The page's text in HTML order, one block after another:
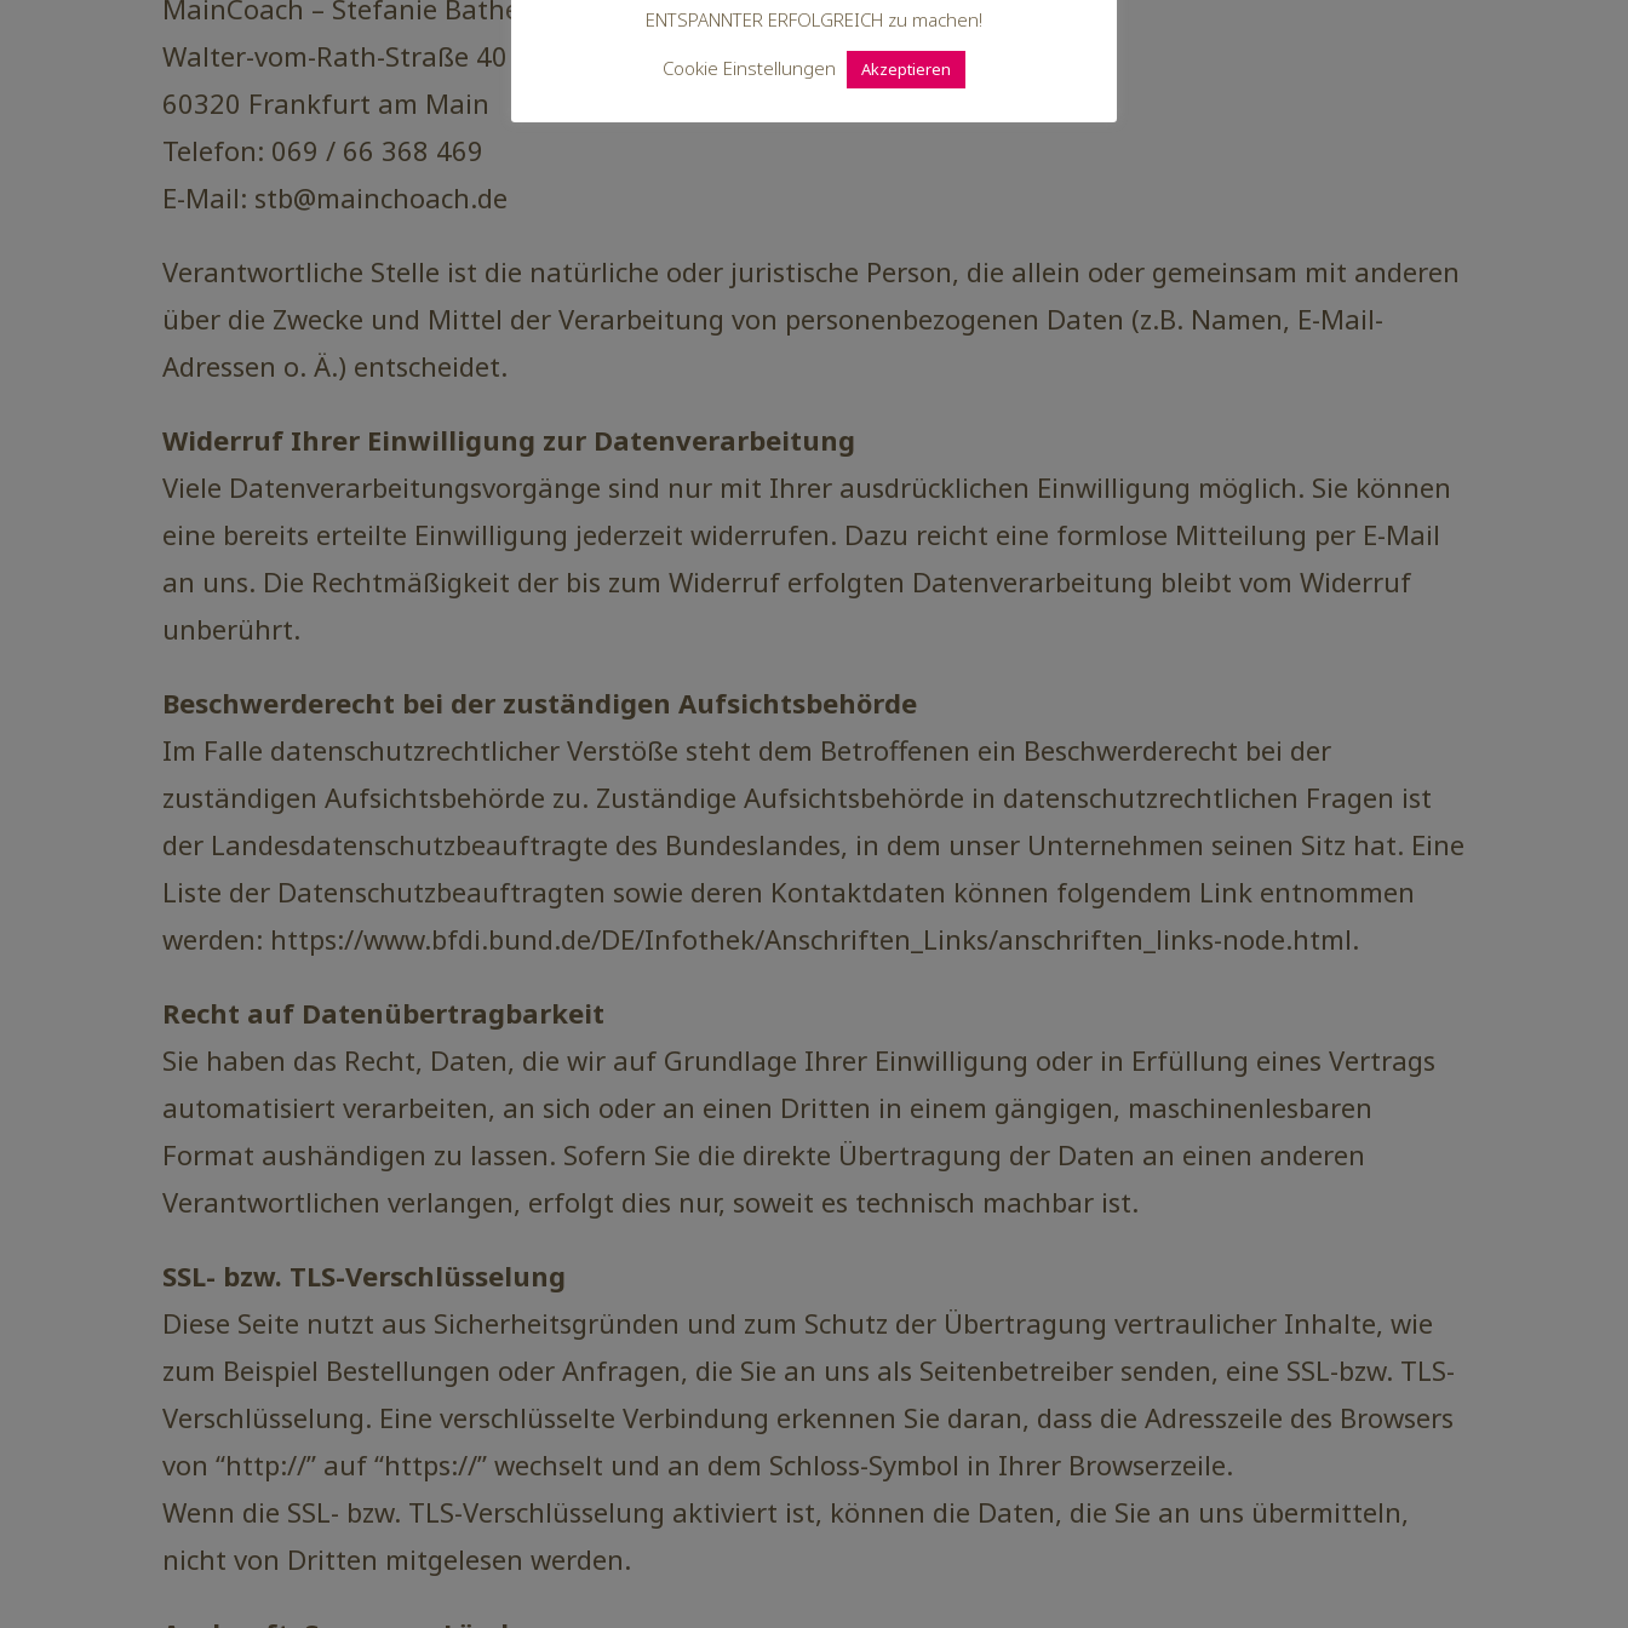
MainCoach – Stefanie Bathe
Walter-vom-Rath-Straße 40
60320 Frankfurt am Main
Telefon: 069 / 66 368 469
E-Mail: stb@mainchoach.de
Verantwortliche Stelle ist die natürliche oder juristische Person, die allein oder gemeinsam mit anderen
über die Zwecke und Mittel der Verarbeitung von personenbezogenen Daten (z.B. Namen, E-Mail-
Adressen o. Ä.) entscheidet.
Widerruf Ihrer Einwilligung zur Datenverarbeitung
Viele Datenverarbeitungsvorgänge sind nur mit Ihrer ausdrücklichen Einwilligung möglich. Sie können
eine bereits erteilte Einwilligung jederzeit widerrufen. Dazu reicht eine formlose Mitteilung per E-Mail
an uns. Die Rechtmäßigkeit der bis zum Widerruf erfolgten Datenverarbeitung bleibt vom Widerruf
unberührt.
Beschwerderecht bei der zuständigen Aufsichtsbehörde
Im Falle datenschutzrechtlicher Verstöße steht dem Betroffenen ein Beschwerderecht bei der
zuständigen Aufsichtsbehörde zu. Zuständige Aufsichtsbehörde in datenschutzrechtlichen Fragen ist
der Landesdatenschutzbeauftragte des Bundeslandes, in dem unser Unternehmen seinen Sitz hat. Eine
Liste der Datenschutzbeauftragten sowie deren Kontaktdaten können folgendem Link entnommen
werden: https://www.bfdi.bund.de/DE/Infothek/Anschriften_Links/anschriften_links-node.html.
Recht auf Datenübertragbarkeit
Sie haben das Recht, Daten, die wir auf Grundlage Ihrer Einwilligung oder in Erfüllung eines Vertrags
automatisiert verarbeiten, an sich oder an einen Dritten in einem gängigen, maschinenlesbaren
Format aushändigen zu lassen. Sofern Sie die direkte Übertragung der Daten an einen anderen
Verantwortlichen verlangen, erfolgt dies nur, soweit es technisch machbar ist.
SSL- bzw. TLS-Verschlüsselung
Diese Seite nutzt aus Sicherheitsgründen und zum Schutz der Übertragung vertraulicher Inhalte, wie
zum Beispiel Bestellungen oder Anfragen, die Sie an uns als Seitenbetreiber senden, eine SSL-bzw. TLS-
Verschlüsselung. Eine verschlüsselte Verbindung erkennen Sie daran, dass die Adresszeile des Browsers
von “http://” auf “https://” wechselt und an dem Schloss-Symbol in Ihrer Browserzeile.
Wenn die SSL- bzw. TLS-Verschlüsselung aktiviert ist, können die Daten, die Sie an uns übermitteln,
nicht von Dritten mitgelesen werden.
ENTSPANNTER ERFOLGREICH zu machen!
Cookie Einstellungen Akzeptieren